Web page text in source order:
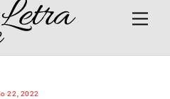
22, 2022